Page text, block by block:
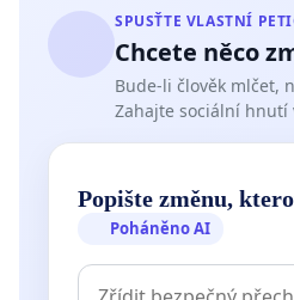
SPUSŤTE VLASTNÍ
Chcete něco
Bude-li člověk mlčet,
Zahajte sociální hnutí
Popište změnu,
Poháněno AI